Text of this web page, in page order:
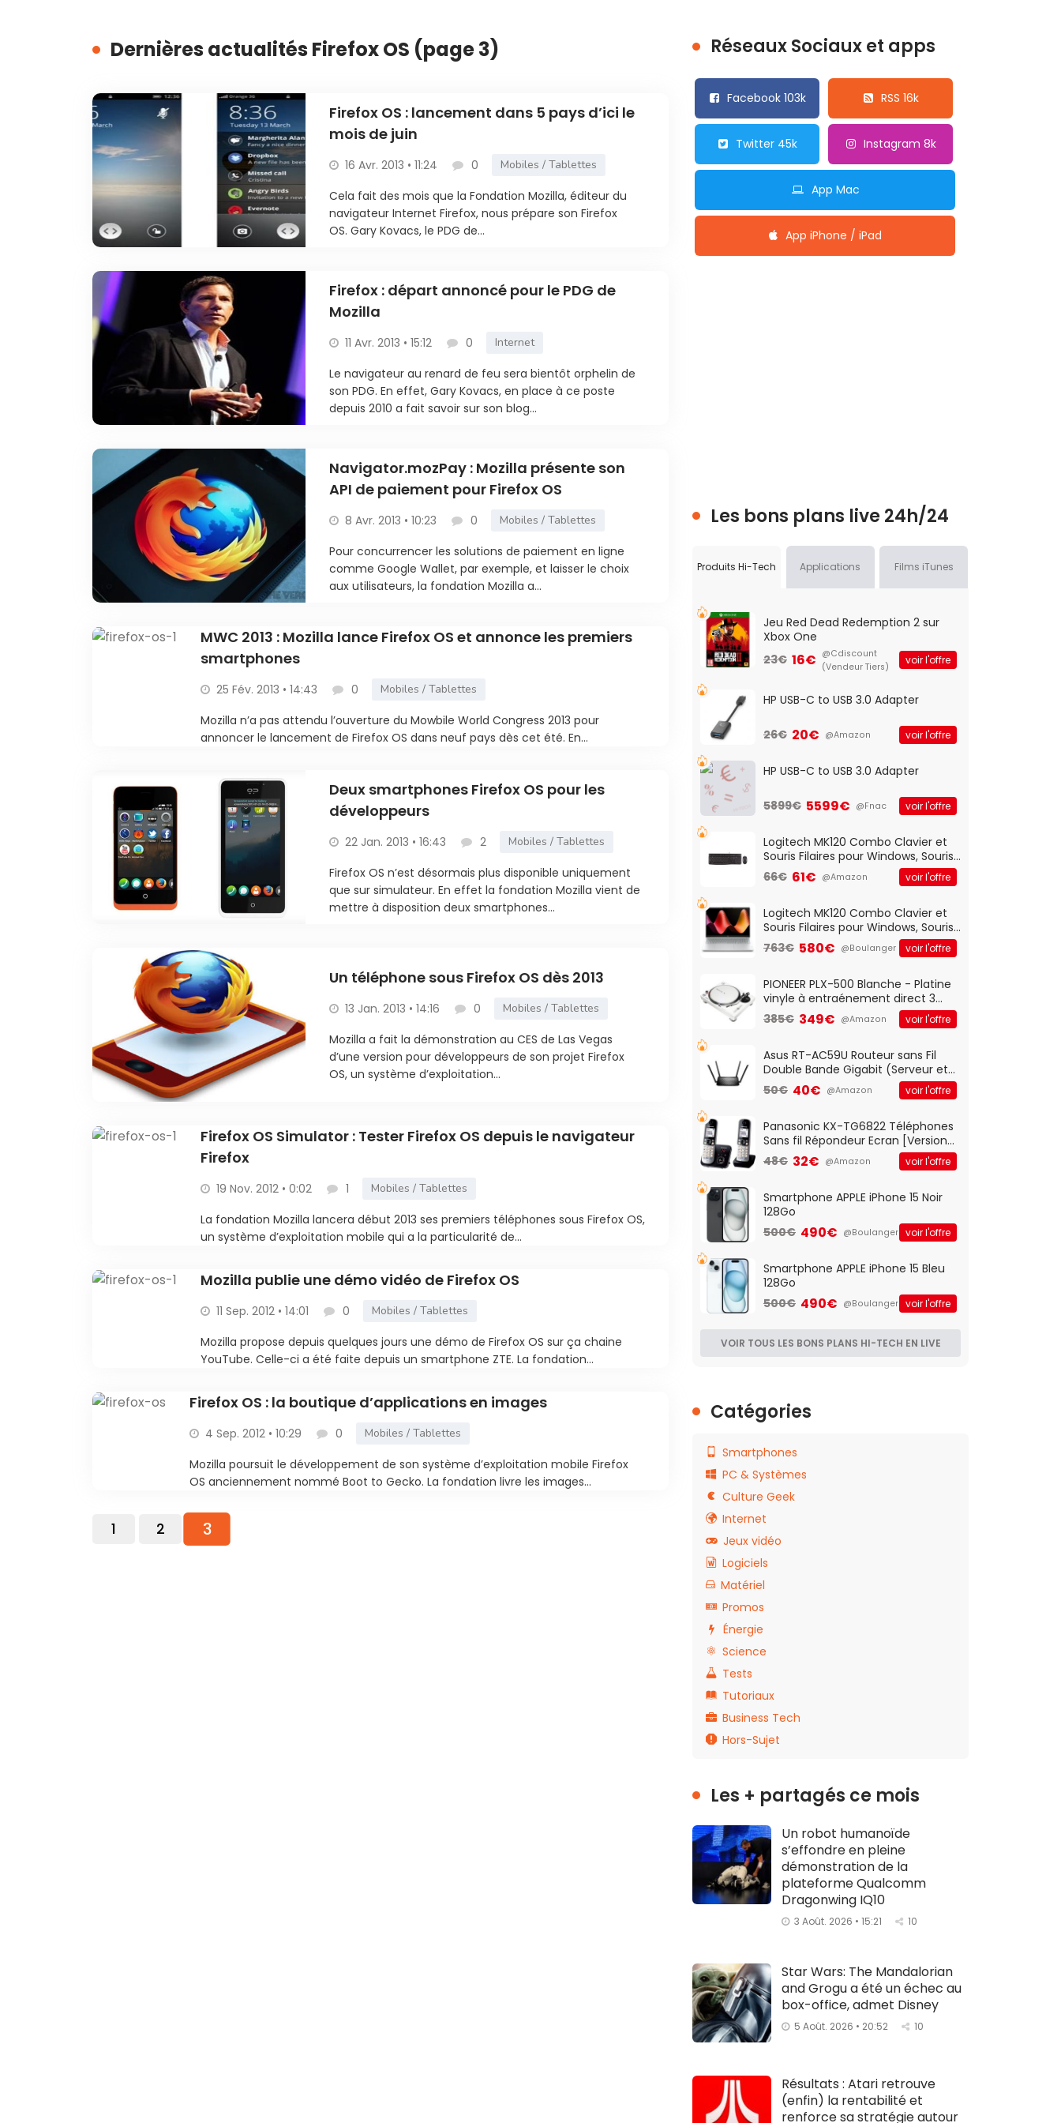
Dernières actualités Firefox OS (page 3)
Firefox OS : lancement dans 5 pays d’ici le
mois de juin
16 Avr. 2013 • 11:24 0 Mobiles / Tablettes
Cela fait des mois que la Fondation Mozilla, éditeur du
navigateur Internet Firefox, nous prépare son Firefox
OS. Gary Kovacs, le PDG de...
Firefox : départ annoncé pour le PDG de
Mozilla
11 Avr. 2013 • 15:12 0 Internet
Le navigateur au renard de feu sera bientôt orphelin de
son PDG. En effet, Gary Kovacs, en place à ce poste
depuis 2010 a fait savoir sur son blog...
Navigator.mozPay : Mozilla présente son
API de paiement pour Firefox OS
8 Avr. 2013 • 10:23 0 Mobiles / Tablettes
Pour concurrencer les solutions de paiement en ligne
comme Google Wallet, par exemple, et laisser le choix
aux utilisateurs, la fondation Mozilla a...
MWC 2013 : Mozilla lance Firefox OS et annonce les premiers
smartphones
25 Fév. 2013 • 14:43 0 Mobiles / Tablettes
Mozilla n’a pas attendu l’ouverture du Mowbile World Congress 2013 pour
annoncer le lancement de Firefox OS dans neuf pays dès cet été. En...
Deux smartphones Firefox OS pour les
développeurs
22 Jan. 2013 • 16:43 2 Mobiles / Tablettes
Firefox OS n’est désormais plus disponible uniquement
que sur simulateur. En effet la fondation Mozilla vient de
mettre à disposition deux smartphones...
Un téléphone sous Firefox OS dès 2013
13 Jan. 2013 • 14:16 0 Mobiles / Tablettes
Mozilla a fait la démonstration au CES de Las Vegas
d’une version pour développeurs de son projet Firefox
OS, un système d’exploitation...
Firefox OS Simulator : Tester Firefox OS depuis le navigateur
Firefox
19 Nov. 2012 • 0:02 1 Mobiles / Tablettes
La fondation Mozilla lancera début 2013 ses premiers téléphones sous Firefox OS,
un système d’exploitation mobile qui a la particularité de...
Mozilla publie une démo vidéo de Firefox OS
11 Sep. 2012 • 14:01 0 Mobiles / Tablettes
Mozilla propose depuis quelques jours une démo de Firefox OS sur ça chaine
YouTube. Celle-ci a été faite depuis un smartphone ZTE. La fondation...
Firefox OS : la boutique d’applications en images
4 Sep. 2012 • 10:29 0 Mobiles / Tablettes
Mozilla poursuit le développement de son système d’exploitation mobile Firefox
OS anciennement nommé Boot to Gecko. La fondation livre les images...
1 2 3
Réseaux Sociaux et apps
Facebook 103k RSS 16k
Twitter 45k Instagram 8k
App Mac
App iPhone / iPad
Les bons plans live 24h/24
Produits Hi-Tech Applications Films iTunes
Jeu Red Dead Redemption 2 sur
Xbox One
23€ 16€ @Cdiscount
(Vendeur Tiers)
voir l'offre
HP USB-C to USB 3.0 Adapter
26€ 20€ @Amazon voir l'offre
HP USB-C to USB 3.0 Adapter
5899€ 5599€ @Fnac voir l'offre
Logitech MK120 Combo Clavier et
Souris Filaires pour Windows, Souris
Optique Filaire, Connexion USB Plug
And Play, Confortable, Taille
QWERTY UK - Noir
66€ 61€ @Amazon voir l'offre
Logitech MK120 Combo Clavier et
Souris Filaires pour Windows, Souris
Optique Filaire, Connexion USB Plug
And Play, Confortable, Taille
QWERTY UK - Noir
763€ 580€ @Boulanger voir l'offre
PIONEER PLX-500 Blanche - Platine
vinyle à entraénement direct 3
vitesses (33-45-78 trs/min) avec
pre-ampli intégré et port USB
385€ 349€ @Amazon voir l'offre
Asus RT-AC59U Routeur sans Fil
Double Bande Gigabit (Serveur et
Client VPN, Triple Vlan, Mode Point
d'accès et Bridge, contrôle
50€ 40€ @Amazon voir l'offre
Panasonic KX-TG6822 Téléphones
Sans fil Répondeur Ecran [Version
Française]
48€ 32€ @Amazon voir l'offre
Smartphone APPLE iPhone 15 Noir
128Go
500€ 490€ @Boulanger voir l'offre
Smartphone APPLE iPhone 15 Bleu
128Go
500€ 490€ @Boulanger voir l'offre
VOIR TOUS LES BONS PLANS HI-TECH EN LIVE
Catégories
Smartphones
PC & Systèmes
Culture Geek
Internet
Jeux vidéo
Logiciels
Matériel
Promos
Énergie
Science
Tests
Tutoriaux
Business Tech
Hors-Sujet
Les + partagés ce mois
Un robot humanoïde
s’effondre en pleine
démonstration de la
plateforme Qualcomm
Dragonwing IQ10
3 Août. 2026 • 15:21 10
Star Wars: The Mandalorian
and Grogu a été un échec au
box-office, admet Disney
5 Août. 2026 • 20:52 10
Résultats : Atari retrouve
(enfin) la rentabilité et
renforce sa stratégie autour